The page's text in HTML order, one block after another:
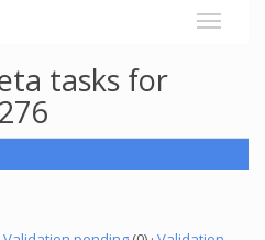
tasks for